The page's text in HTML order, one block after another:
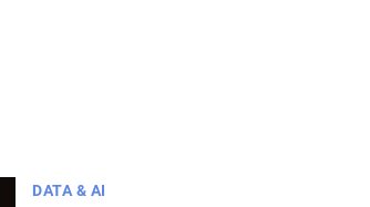
DATA & AI